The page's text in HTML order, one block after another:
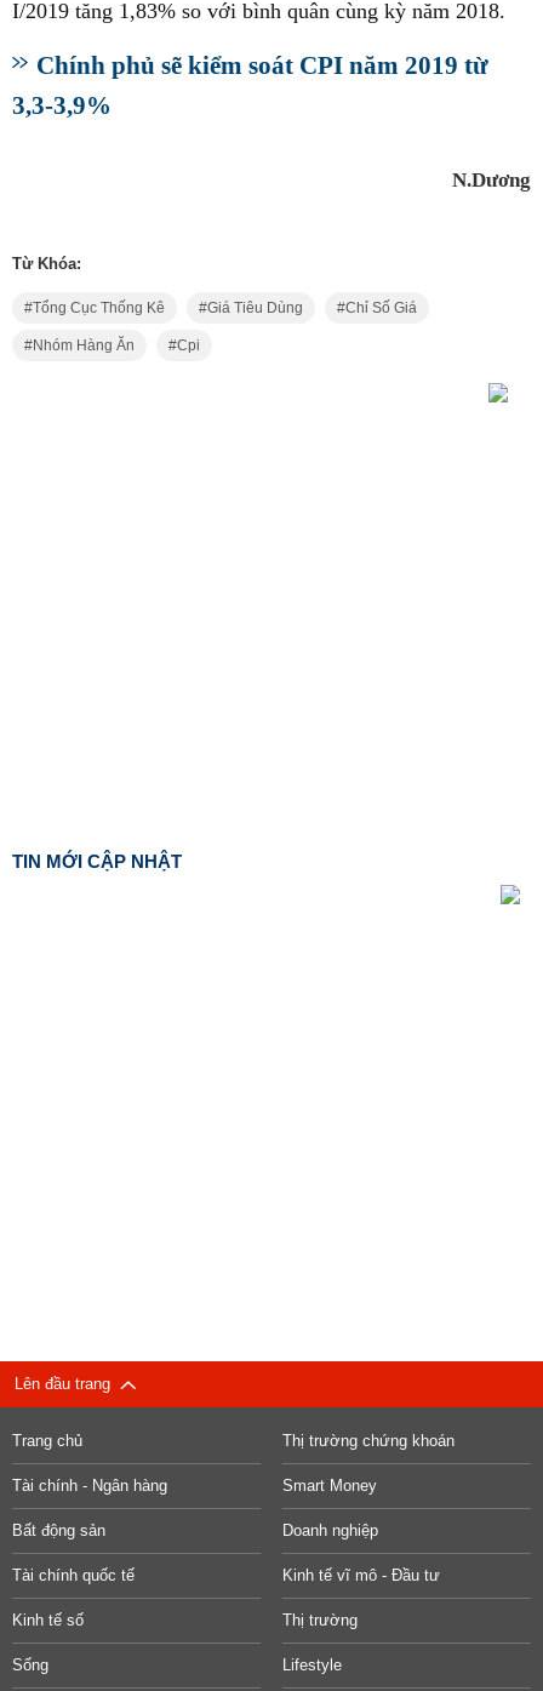
I/2019 tăng 1,83% so với bình quân cùng kỳ năm 2018.
Chính phủ sẽ kiểm soát CPI năm 2019 từ
3,3-3,9%
N.Dương
Từ Khóa:
Tổng Cục Thống Kê Giá Tiêu Dùng Chỉ Số Giá
Nhóm Hàng Ăn Cpi
TIN MỚI CẬP NHẬT
Lên đầu trang
Trang chủ Thị trường chứng khoán
Tài chính - Ngân hàng Smart Money
Bất động sản Doanh nghiệp
Tài chính quốc tế Kinh tế vĩ mô - Đầu tư
Kinh tế số Thị trường
Sống Lifestyle